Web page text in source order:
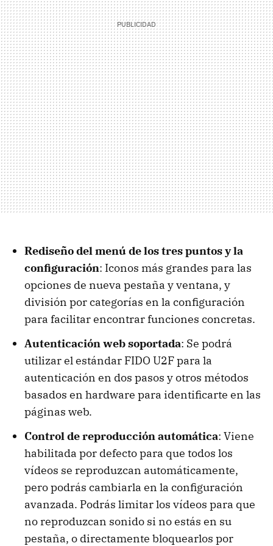
Rediseño del menú de los tres puntos y la
configuración: Iconos más grandes para las
opciones de nueva pestaña y ventana, y
división por categorías en la configuración
para facilitar encontrar funciones concretas.
Autenticación web soportada: Se podrá
utilizar el estándar FIDO U2F para la
autenticación en dos pasos y otros métodos
basados en hardware para identificarte en las
páginas web.
Control de reproducción automática: Viene
habilitada por defecto para que todos los
vídeos se reproduzcan automáticamente,
pero podrás cambiarla en la configuración
avanzada. Podrás limitar los vídeos para que
no reproduzcan sonido si no estás en su
pestaña, o directamente bloquearlos por